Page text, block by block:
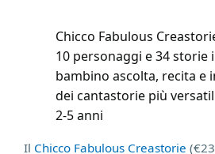
Chicco Fabulous
10 personaggi e 34 storie
bambino ascolta, recita e
dei cantastorie più
2-5 anni
Il Chicco Fabulous Creastorie